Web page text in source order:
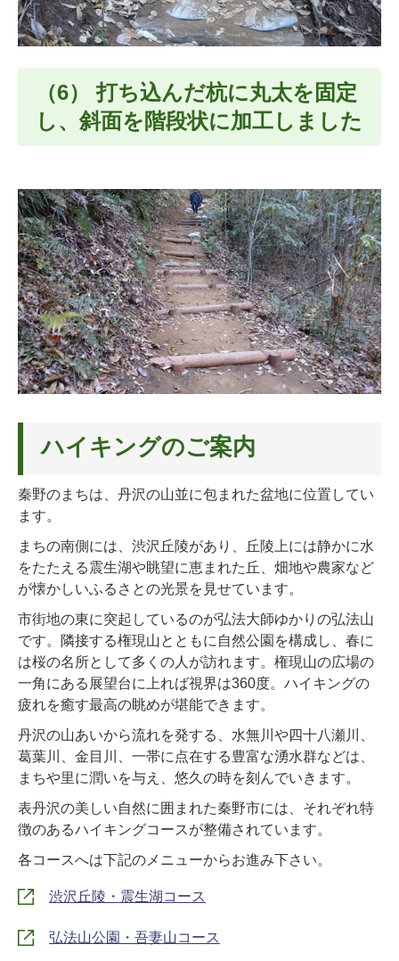
（6） 打ち込んだ杭に丸太を固定
し、斜面を階段状に加工しました
ハイキングのご案内
秦野のまちは、丹沢の山並に包まれた盆地に位置してい
ます。
まちの南側には、渋沢丘陵があり、丘陵上には静かに水
をたたえる震生湖や眺望に恵まれた丘、畑地や農家など
が懐かしいふるさとの光景を見せています。
市街地の東に突起しているのが弘法大師ゆかりの弘法山
です。隣接する権現山とともに自然公園を構成し、春に
は桜の名所として多くの人が訪れます。権現山の広場の
一角にある展望台に上れば視界は360度。ハイキングの
疲れを癒す最高の眺めが堪能できます。
丹沢の山あいから流れを発する、水無川や四十八瀬川、
葛葉川、金目川、一帯に点在する豊富な湧水群などは、
まちや里に潤いを与え、悠久の時を刻んでいきます。
表丹沢の美しい自然に囲まれた秦野市には、それぞれ特
徴のあるハイキングコースが整備されています。
各コースへは下記のメニューからお進み下さい。
渋沢丘陵・震生湖コース
弘法山公園・吾妻山コース